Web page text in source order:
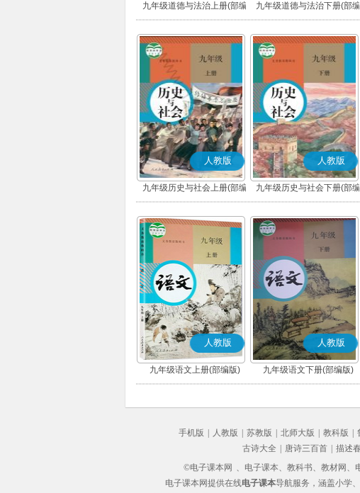
九年级道德与法治上册(部编
版)
九年级道德与法治下册(部编
版)
人教版
九年级历史与社会上册(部编
版)
人教版
九年级历史与社会下册(部编
版)
人教版
九年级语文上册(部编版)
人教版
九年级语文下册(部编版)
手机版 人教版 苏教版 北师大版 教科版
古诗大全
唐诗三百首 描述
©电子课本网 、电子课本、教科书、教材网、
电子课本网提供在线电子课本导航服务，涵盖小学